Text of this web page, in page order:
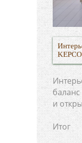
и
Итог